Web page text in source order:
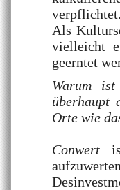
verpflichtet.
Als
vielleicht
geerntet
Warum
überhaupt
Orte wie
Conwert